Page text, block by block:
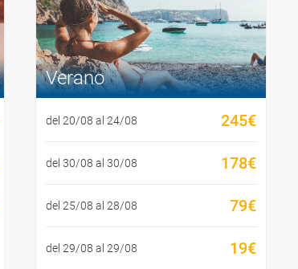
Verano
del 20/08 al 24/08 245€
del 30/08 al 30/08 178€
del 25/08 al 28/08 79€
del 29/08 al 29/08 19€